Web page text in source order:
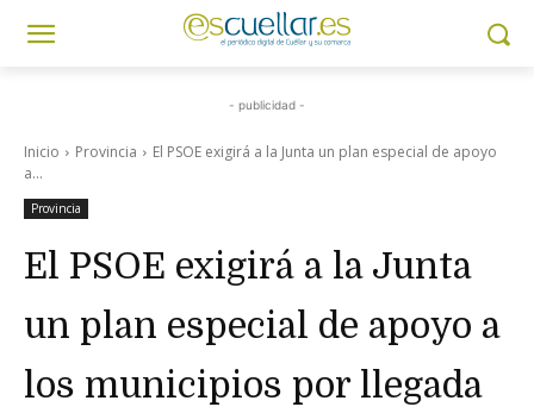
- publicidad -
Inicio Provincia
El PSOE exigirá a la Junta un plan especial de apoyo
a...
Provincia
El PSOE exigirá a la Junta
un plan especial de apoyo a
los municipios por llegada